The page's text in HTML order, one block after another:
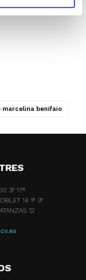
marcelina benifaio
3º 17ª
14 1ª 3º
12